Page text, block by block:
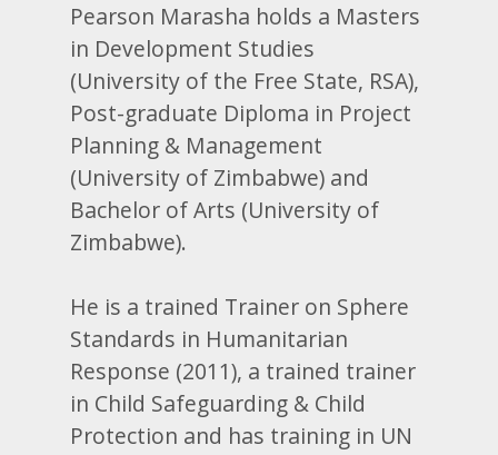
Pearson Marasha holds a Masters
in Development Studies
(University of the Free State, RSA),
Post-graduate Diploma in Project
Planning & Management
(University of Zimbabwe) and
Bachelor of Arts (University of
Zimbabwe).
He is a trained Trainer on Sphere
Standards in Humanitarian
Response (2011), a trained trainer
in Child Safeguarding & Child
Protection and has training in UN